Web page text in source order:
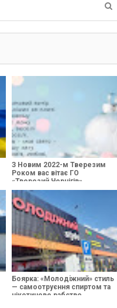
З Новим 2022-м Тверезим
Роком вас вітає ГО
«Тверезий Чернігів»
Боярка: «Молодiжний» стиль
— самоотруєння спиртом та
нікотинове рабство